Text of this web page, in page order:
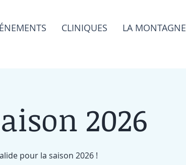
CLINIQUES LA MONTAGNE
2026
pour la saison 2026 !